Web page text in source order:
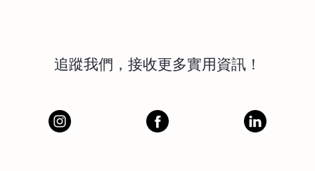
追蹤我們，接收更多實用資訊！